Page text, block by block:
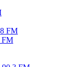
FM
FM